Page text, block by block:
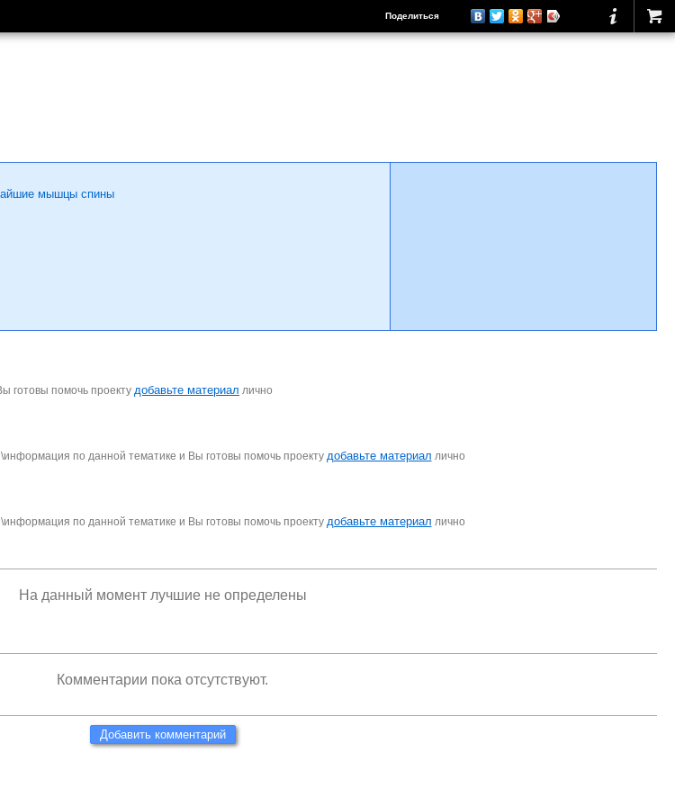
Поделиться
мышцы спины
готовы помочь проекту добавьте материал лично
по данной тематике и Вы готовы помочь проекту добавьте материал лично
по данной тематике и Вы готовы помочь проекту добавьте материал лично
На данный момент лучшие не определены
Комментарии пока отсутствуют.
Добавить комментарий